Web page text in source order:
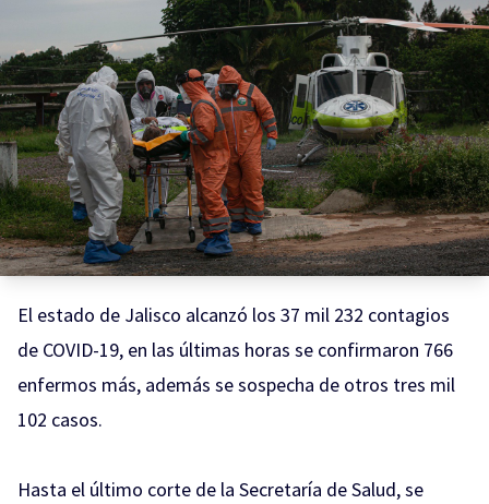
El estado de Jalisco alcanzó los 37 mil 232 contagios
de COVID-19, en las últimas horas se confirmaron 766
enfermos más, además se sospecha de otros tres mil
102 casos.
Hasta el último corte de la Secretaría de Salud, se